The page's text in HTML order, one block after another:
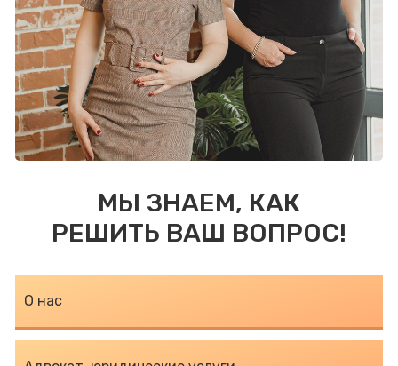
МЫ ЗНАЕМ, КАК
РЕШИТЬ ВАШ ВОПРОС!
О нас